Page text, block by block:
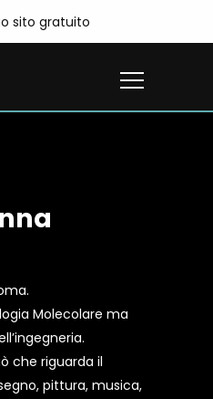
sito gratuito
Molecolare ma
che riguarda il
pittura, musica,